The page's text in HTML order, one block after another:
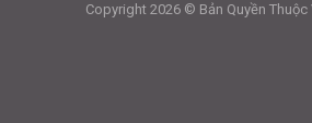
Copyright 2026 © Bản Quyền Thuộc